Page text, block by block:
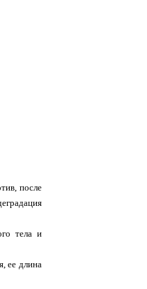
после
тела и
ее длина